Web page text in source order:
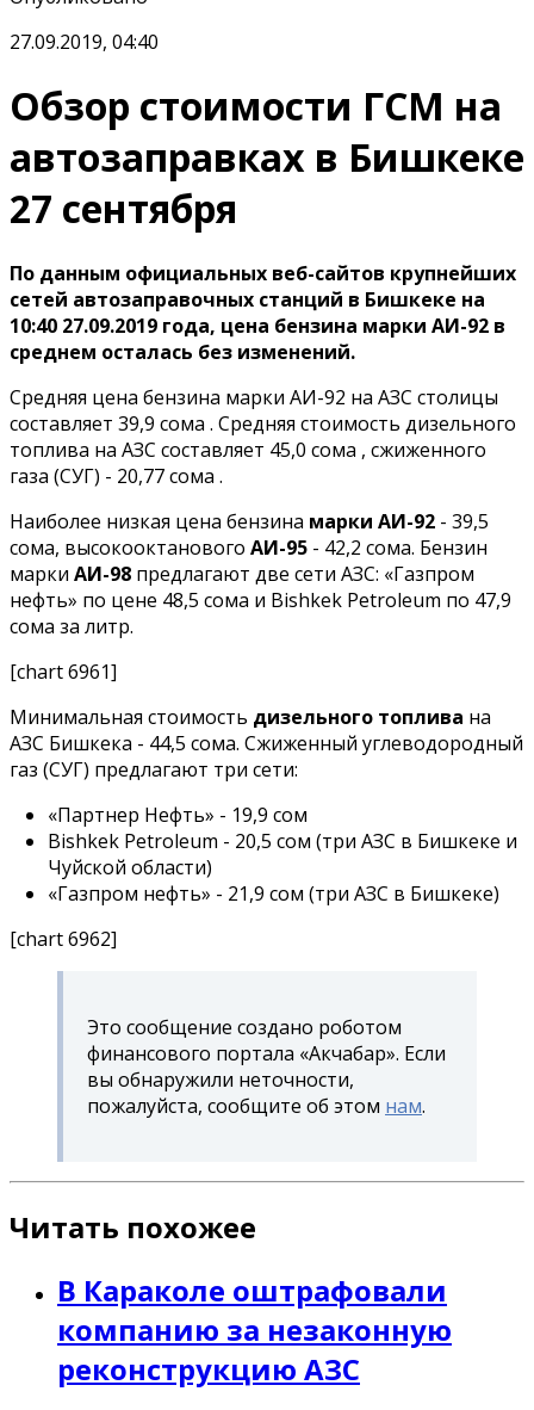
27.09.2019, 04:40
Обзор стоимости ГСМ на
автозаправках в Бишкеке
27 сентября
По данным официальных веб-сайтов крупнейших
сетей автозаправочных станций в Бишкеке на
10:40 27.09.2019 года, цена бензина марки АИ-92 в
среднем осталась без изменений.
Средняя цена бензина марки АИ-92 на АЗС столицы
составляет 39,9 сома . Средняя стоимость дизельного
топлива на АЗС составляет 45,0 сома , сжиженного
газа (СУГ) - 20,77 сома .
Наиболее низкая цена бензина марки АИ-92 - 39,5
сома, высокооктанового АИ-95 - 42,2 сома. Бензин
марки АИ-98 предлагают две сети АЗС: «Газпром
нефть» по цене 48,5 сома и Bishkek Petroleum по 47,9
сома за литр.
[chart 6961]
Минимальная стоимость дизельного топлива на
АЗС Бишкека - 44,5 сома. Сжиженный углеводородный
газ (СУГ) предлагают три сети:
«Партнер Нефть» - 19,9 сом
Bishkek Petroleum - 20,5 сом (три АЗС в Бишкеке и
Чуйской области)
«Газпром нефть» - 21,9 сом (три АЗС в Бишкеке)
[chart 6962]
Это сообщение создано роботом
финансового портала «Акчабар». Если
вы обнаружили неточности,
пожалуйста, сообщите об этом нам.
Читать похожее
В Караколе оштрафовали
компанию за незаконную
реконструкцию АЗС